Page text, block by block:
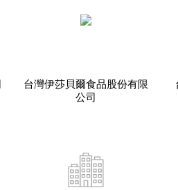
台灣伊莎貝爾食品股份有限
公司